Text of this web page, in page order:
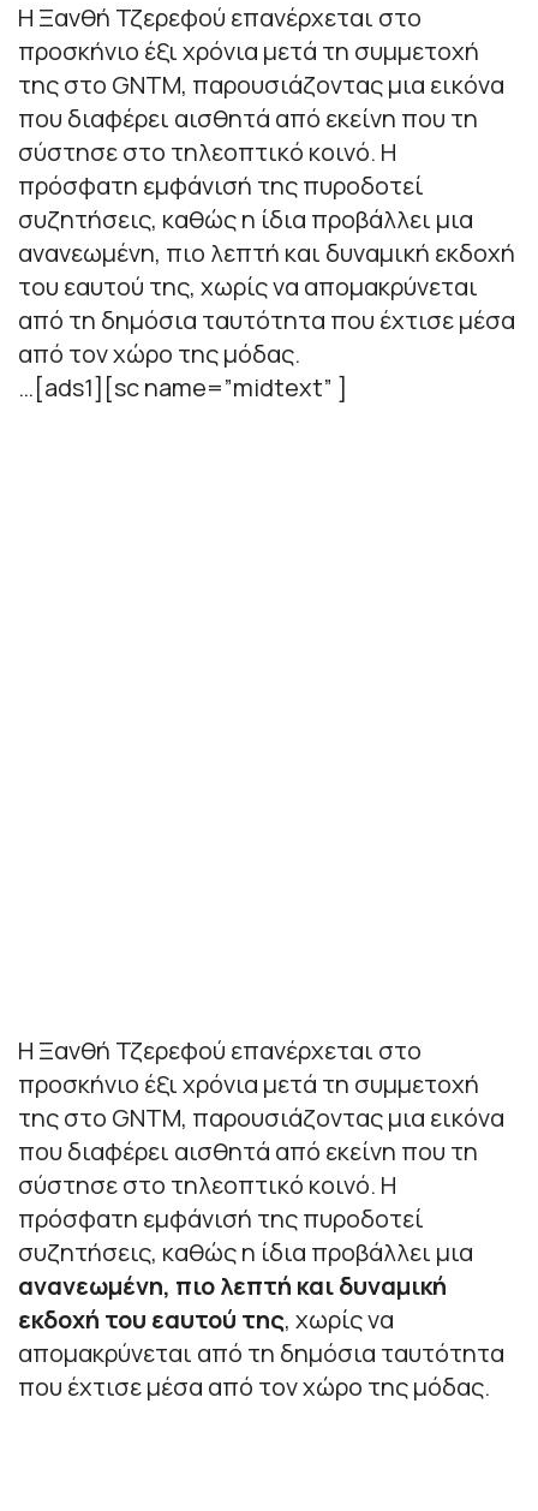
Η Ξανθή Τζερεφού επανέρχεται στο
προσκήνιο έξι χρόνια μετά τη συμμετοχή
της στο GNTM, παρουσιάζοντας μια εικόνα
που διαφέρει αισθητά από εκείνη που τη
σύστησε στο τηλεοπτικό κοινό. Η
πρόσφατη εμφάνισή της πυροδοτεί
συζητήσεις, καθώς η ίδια προβάλλει μια
ανανεωμένη, πιο λεπτή και δυναμική εκδοχή
του εαυτού της, χωρίς να απομακρύνεται
από τη δημόσια ταυτότητα που έχτισε μέσα
από τον χώρο της μόδας.
…[ads1][sc name=”midtext” ]
Η Ξανθή Τζερεφού επανέρχεται στο
προσκήνιο έξι χρόνια μετά τη συμμετοχή
της στο GNTM, παρουσιάζοντας μια εικόνα
που διαφέρει αισθητά από εκείνη που τη
σύστησε στο τηλεοπτικό κοινό. Η
πρόσφατη εμφάνισή της πυροδοτεί
συζητήσεις, καθώς η ίδια προβάλλει μια
ανανεωμένη, πιο λεπτή και δυναμική
εκδοχή του εαυτού της, χωρίς να
απομακρύνεται από τη δημόσια ταυτότητα
που έχτισε μέσα από τον χώρο της μόδας.